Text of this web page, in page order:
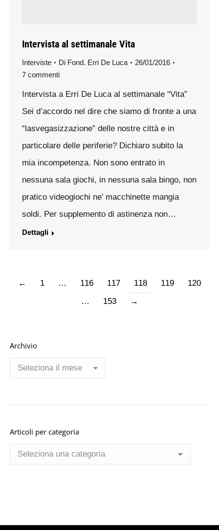
Intervista al settimanale Vita
Interviste Di Fond. Erri De Luca
26/01/2016
7 commenti
Intervista a Erri De Luca al settimanale “Vita”
Sei d’accordo nel dire che siamo di fronte a una
“lasvegasizzazione” delle nostre città e in
particolare delle periferie? Dichiaro subito la
mia incompetenza. Non sono entrato in
nessuna sala giochi, in nessuna sala bingo, non
pratico videogiochi ne’ macchinette mangia
soldi. Per supplemento di astinenza non…
Dettagli
← 1 … 116 117 118 119
120
…
153 →
Archivio
Articoli per categoria
per